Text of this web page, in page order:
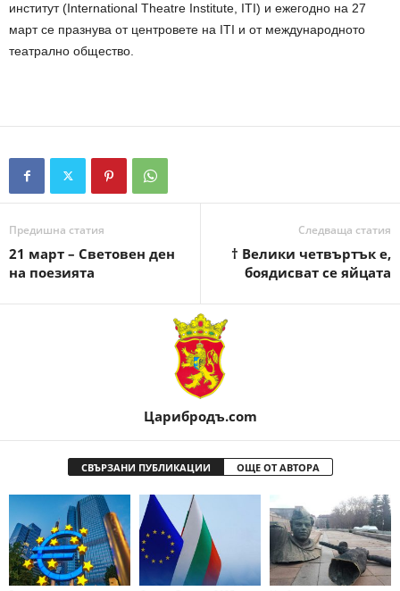
институт (International Theatre Institute, ITI) и ежегодно на 27
март се празнува от центровете на ITI и от международното
театрално общество.
Предишна статия
21 март – Световен ден
на поезията
Следваща статия
† Велики четвъртък е,
боядисват се яйцата
Царибродъ.com
СВЪРЗАНИ ПУБЛИКАЦИИ ОЩЕ ОТ АВТОРА